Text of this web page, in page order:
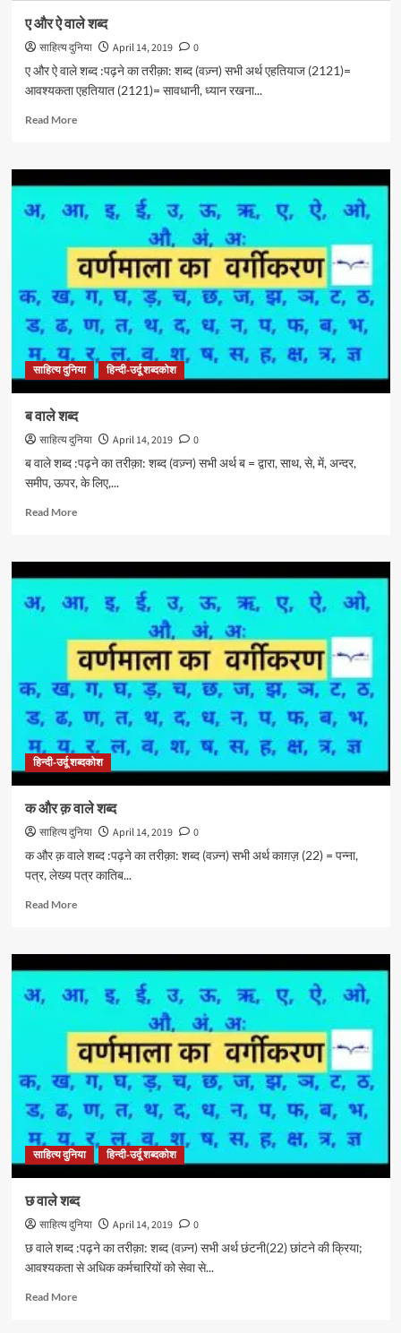
ए और ऐ वाले शब्द
साहित्य दुनिया April 14, 2019
0
ए और ऐ वाले शब्द :पढ़ने का तरीक़ा: शब्द (वज़्न) सभी अर्थ एहतियाज (2121)=
आवश्यकता एहतियात (2121)= सावधानी, ध्यान रखना...
Read MoreRead
ए
और
ऐ
वाले
साहित्य दुनिया हिन्दी-उर्दू शब्दकोश
ब वाले शब्द
साहित्य दुनिया April 14, 2019
0
ब वाले शब्द :पढ़ने का तरीक़ा: शब्द (वज़्न) सभी अर्थ ब = द्वारा, साथ, से, में, अन्दर,
समीप, ऊपर, के लिए,...
Read MoreRead
ब
वाले
शब्द
हिन्दी-उर्दू शब्दकोश
क और क़ वाले शब्द
साहित्य दुनिया April 14, 2019
0
क और क़ वाले शब्द :पढ़ने का तरीक़ा: शब्द (वज़्न) सभी अर्थ काग़ज़ (22) = पन्ना,
पत्र, लेख्य पत्र कातिब...
Read MoreRead
क
और
क़
वाले
साहित्य दुनिया हिन्दी-उर्दू शब्दकोश
छ वाले शब्द
साहित्य दुनिया April 14, 2019
0
छ वाले शब्द :पढ़ने का तरीक़ा: शब्द (वज़्न) सभी अर्थ छंटनी(22) छांटने की क्रिया;
आवश्यकता से अधिक कर्मचारियों को सेवा से...
Read MoreRead